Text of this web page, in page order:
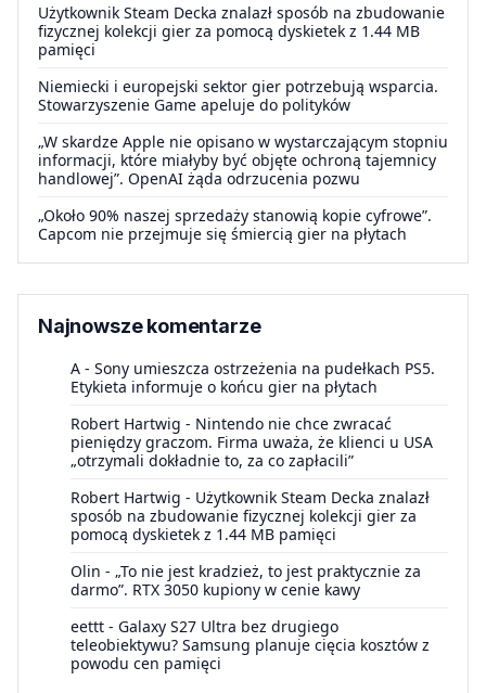
Użytkownik Steam Decka znalazł sposób na zbudowanie
fizycznej kolekcji gier za pomocą dyskietek z 1.44 MB
pamięci
Niemiecki i europejski sektor gier potrzebują wsparcia.
Stowarzyszenie Game apeluje do polityków
„W skardze Apple nie opisano w wystarczającym stopniu
informacji, które miałyby być objęte ochroną tajemnicy
handlowej”. OpenAI żąda odrzucenia pozwu
„Około 90% naszej sprzedaży stanowią kopie cyfrowe”.
Capcom nie przejmuje się śmiercią gier na płytach
Najnowsze komentarze
A - Sony umieszcza ostrzeżenia na pudełkach PS5.
Etykieta informuje o końcu gier na płytach
Robert Hartwig - Nintendo nie chce zwracać
pieniędzy graczom. Firma uważa, że klienci u USA
„otrzymali dokładnie to, za co zapłacili”
Robert Hartwig - Użytkownik Steam Decka znalazł
sposób na zbudowanie fizycznej kolekcji gier za
pomocą dyskietek z 1.44 MB pamięci
Olin - „To nie jest kradzież, to jest praktycznie za
darmo”. RTX 3050 kupiony w cenie kawy
eettt - Galaxy S27 Ultra bez drugiego
teleobiektywu? Samsung planuje cięcia kosztów z
powodu cen pamięci